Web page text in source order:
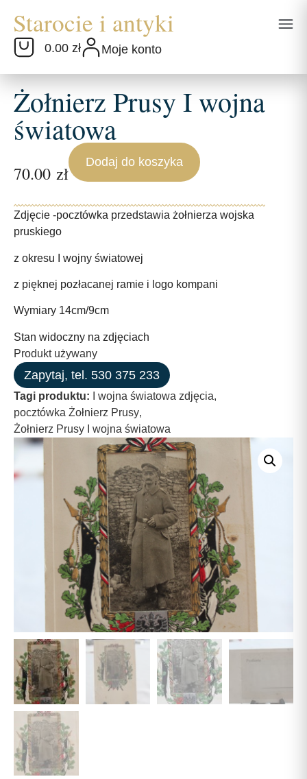
0.00 zł Moje konto
Żołnierz Prusy I wojna
światowa
70.00 zł
Dodaj do koszyka
Zdjęcie -pocztówka przedstawia żołnierza wojska
pruskiego
z okresu I wojny światowej
z pięknej pozłacanej ramie i logo kompani
Wymiary 14cm/9cm
Stan widoczny na zdjęciach
Produkt używany
Zapytaj, tel. 530 375 233
Tagi produktu: I wojna światowa zdjęcia,
pocztówka Żołnierz Prusy,
Żołnierz Prusy I wojna światowa